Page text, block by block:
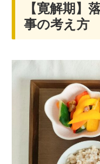
【寛解期】
事の考え方